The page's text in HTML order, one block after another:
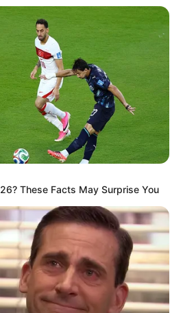
These Facts May Surprise You